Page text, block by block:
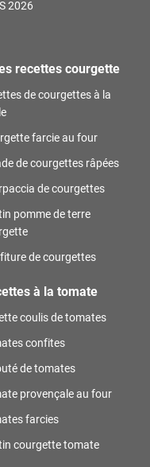
2026
recettes courgette
de courgettes à la
farcie au four
de courgettes râpées
de courgettes
pomme de terre
de courgettes
à la tomate
coulis de tomates
confites
de tomates
provençale au four
farcies
courgette tomate